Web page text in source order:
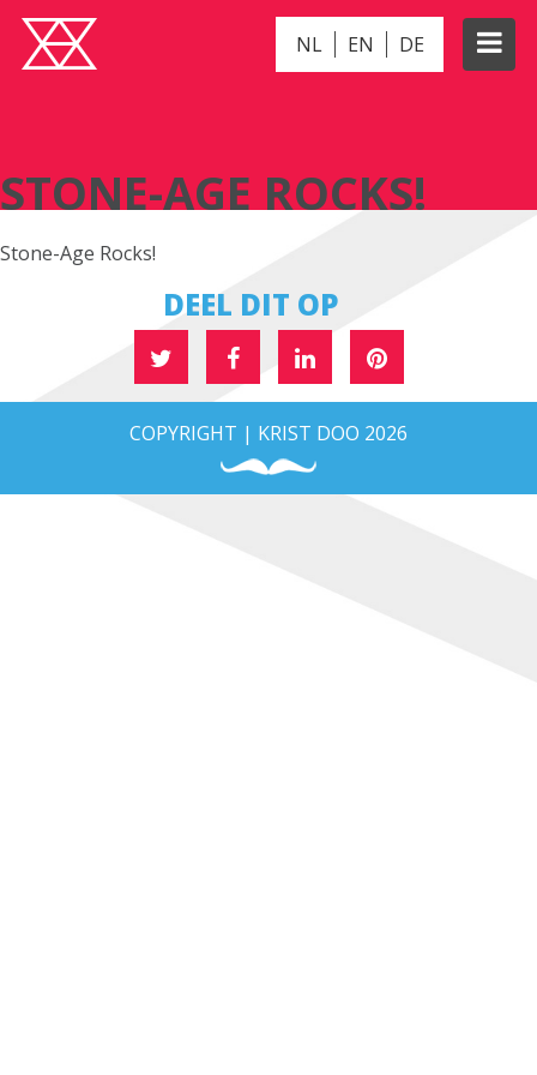
NL EN DE
STONE-AGE ROCKS!
Stone-Age Rocks!
DEEL DIT OP
COPYRIGHT | KRIST DOO 2026